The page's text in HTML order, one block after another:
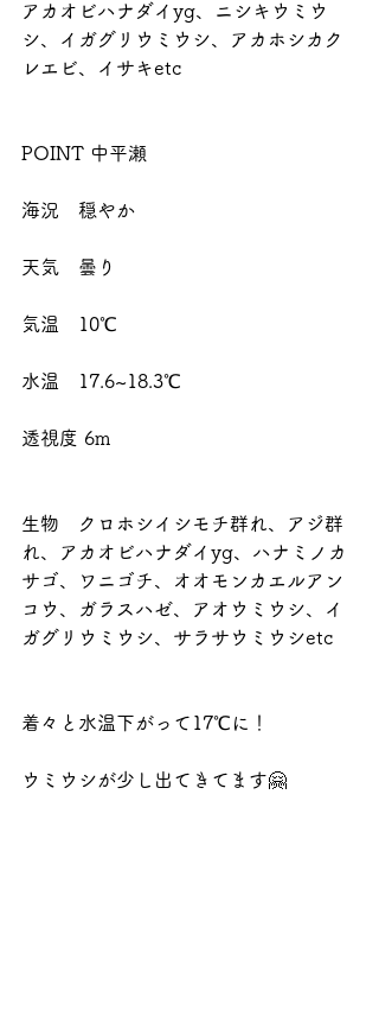
アカオビハナダイyg、ニシキウミウ
シ、イガグリウミウシ、アカホシカク
レエビ、イサキetc
POINT 中平瀬
海況　穏やか
天気　曇り
気温　10℃
水温　17.6~18.3℃
透視度 6m
生物　クロホシイシモチ群れ、アジ群
れ、アカオビハナダイyg、ハナミノカ
サゴ、ワニゴチ、オオモンカエルアン
コウ、ガラスハゼ、アオウミウシ、イ
ガグリウミウシ、サラサウミウシetc
着々と水温下がって17℃に！
ウミウシが少し出てきてます🤗